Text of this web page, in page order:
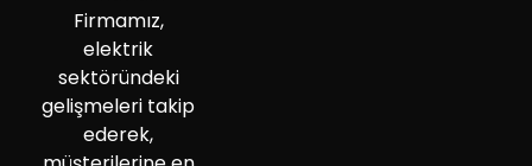
Firmamız,
elektrik
sektöründeki
gelişmeleri takip
ederek,